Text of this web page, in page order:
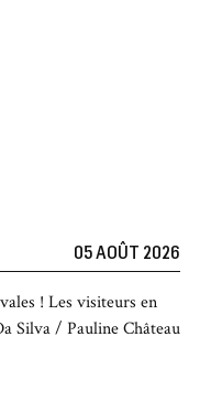
05 AOÛT 2026
! Les visiteurs en
Silva / Pauline Château